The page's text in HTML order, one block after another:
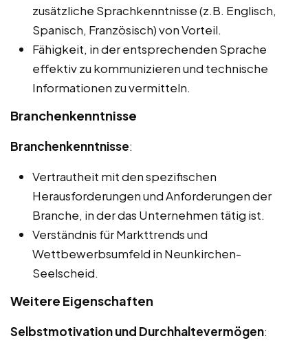
zusätzliche Sprachkenntnisse (z.B. Englisch,
Spanisch, Französisch) von Vorteil.
Fähigkeit, in der entsprechenden Sprache
effektiv zu kommunizieren und technische
Informationen zu vermitteln.
Branchenkenntnisse
Branchenkenntnisse:
Vertrautheit mit den spezifischen
Herausforderungen und Anforderungen der
Branche, in der das Unternehmen tätig ist.
Verständnis für Markttrends und
Wettbewerbsumfeld in Neunkirchen-
Seelscheid.
Weitere Eigenschaften
Selbstmotivation und Durchhaltevermögen: